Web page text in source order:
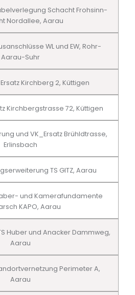
Schacht Frohsinn-
Nordallee, Aarau
WL und EW, Rohr-
Aarau-Suhr
Kirchberg 2, Küttigen
Kirchbergstrasse 72, Küttigen
und VK_Ersatz Brühldtrasse,
Erlinsbach
TS GITZ, Aarau
und Kamerafundamente
KAPO, Aarau
Huber und Anacker Dammweg,
Aarau
Perimeter A,
Aarau